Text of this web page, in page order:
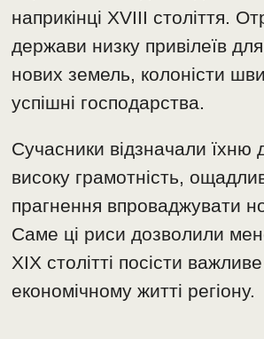
наприкінці XVIII століття.
держави низку привілеїв
нових земель, колоністи
успішні господарства.
Сучасники відзначали їхню
високу грамотність,
прагнення впроваджувати
Саме ці риси дозволили
XIX столітті посісти
економічному житті регіону.